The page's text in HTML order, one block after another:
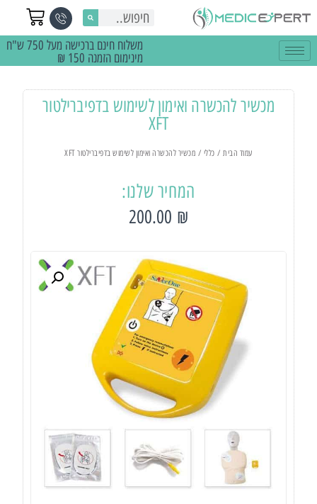
משלוח חינם ברכישה מעל 750 ש"ח
מינימום הזמנה 150 ₪
מכשיר להכשרה ואימון לשימוש בדפיברילטור
XFT
עמוד הבית/ כללי / מכשיר להכשרה ואימון לשימוש בדפיברילטור XFT
המחיר שלנו:
₪